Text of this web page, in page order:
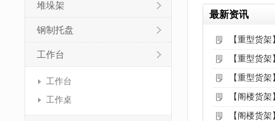
堆垛架
钢制托盘
工作台
工作台
工作桌
最新资讯
【重型货
【重型货
【重型货
【阁楼货
【阁楼货